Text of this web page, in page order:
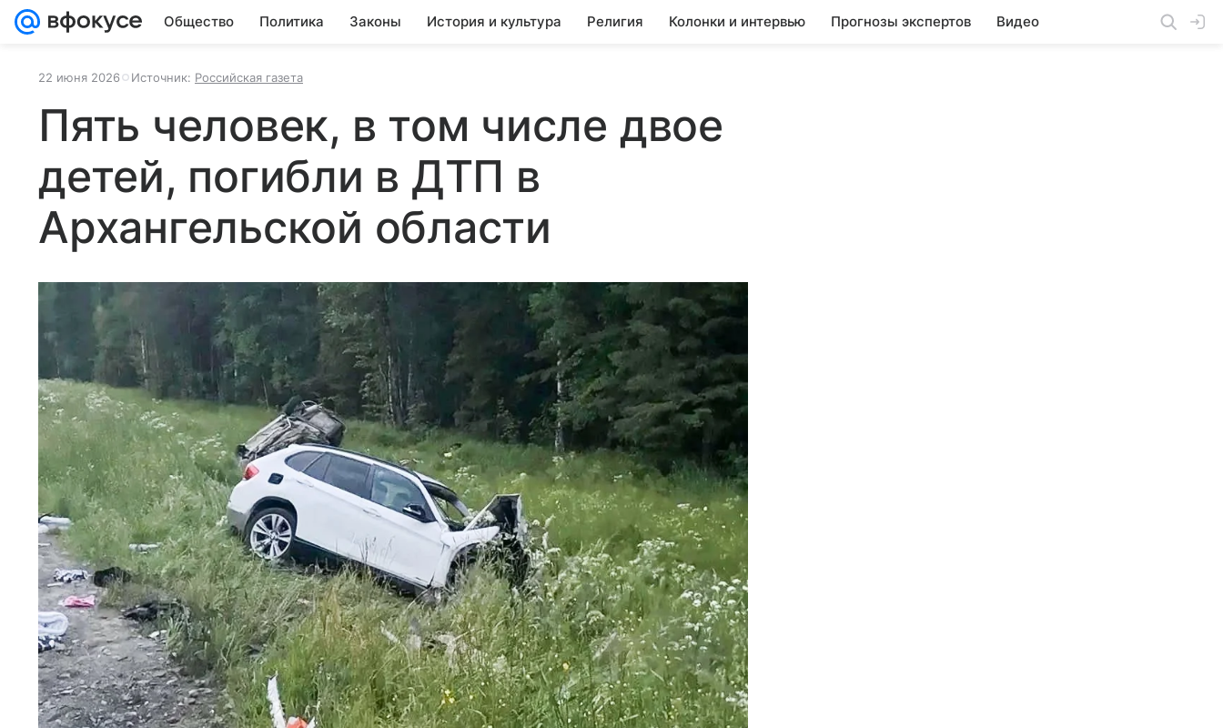
Общество Политика Законы История и культура Религия Колонки и интервью Прогнозы экспертов Видео
22 июня 2026 Источник: Российская газета
Пять человек, в том числе двое
детей, погибли в ДТП в
Архангельской области